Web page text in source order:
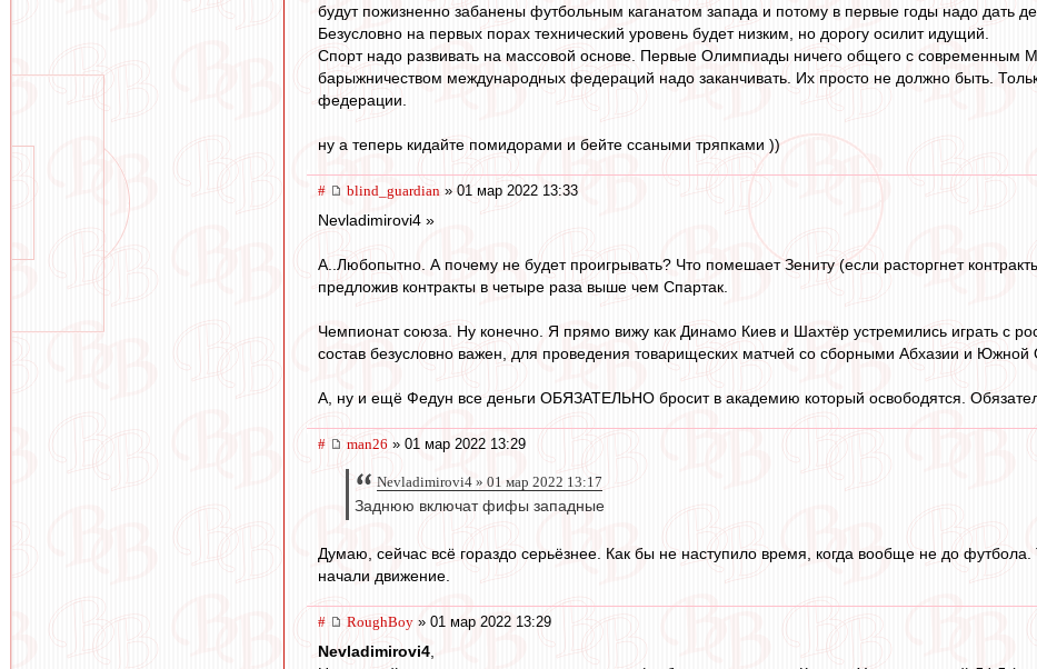
будут пожизненно забанены футбольным каганатом запада и потому в первые годы надо дать
Безусловно на первых порах технический уровень будет низким, но дорогу осилит идущий.
Спорт надо развивать на массовой основе. Первые Олимпиады ничего общего с современным
барыжничеством международных федераций надо заканчивать. Их просто не должно быть.
федерации.
ну а теперь кидайте помидорами и бейте ссаными тряпками ))
# blind_guardian » 01 мар 2022 13:33
Nevladimirovi4 »
А..Любопытно. А почему не будет проигрывать? Что помешает Зениту (если расторгнет
предложив контракты в четыре раза выше чем Спартак.
Чемпионат союза. Ну конечно. Я прямо вижу как Динамо Киев и Шахтёр устремились играть с
состав безусловно важен, для проведения товарищеских матчей со сборными Абхазии и Южной
А, ну и ещё Федун все деньги ОБЯЗАТЕЛЬНО бросит в академию который освободятся.
# man26 » 01 мар 2022 13:29
Nevladimirovi4 » 01 мар 2022 13:17
Заднюю включат фифы западные
Думаю, сейчас всё гораздо серьёзнее. Как бы не наступило время, когда вообще не до
начали движение.
# RoughBoy » 01 мар 2022 13:29
Nevladimirovi4